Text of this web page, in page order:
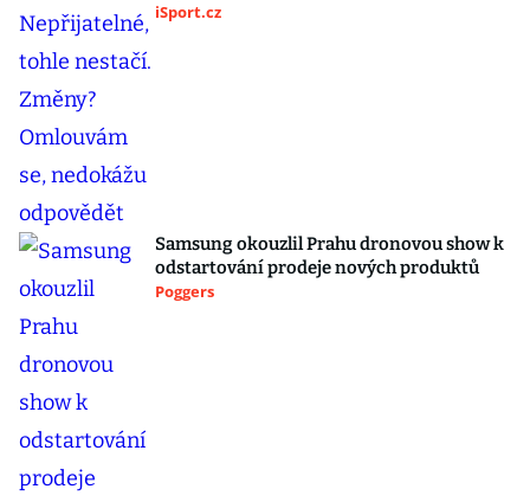
iSport.cz
Samsung okouzlil Prahu dronovou show k
odstartování prodeje nových produktů
Poggers